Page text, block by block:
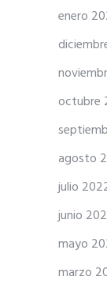
enero
octubre
agosto
julio
junio
mayo
marzo